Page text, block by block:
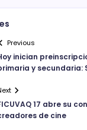
Previous
inician
y secundaria:
17 abre su
de cine